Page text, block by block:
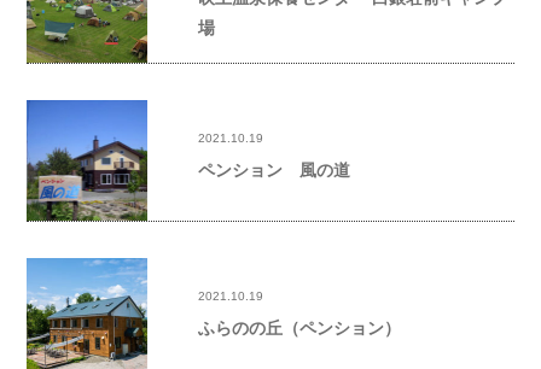
場
2021.10.19
ペンション 風の道
2021.10.19
ふらのの丘（ペンション）